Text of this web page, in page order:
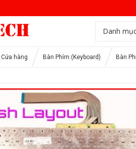
Danh
Cửa hàng Bàn Phím (Keyboard) Bàn